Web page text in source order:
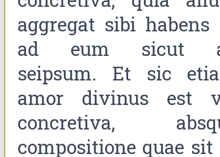
aggregat sibi habens
ad eum sicut
seipsum. Et sic
amor divinus est
concretiva,
compositione quae